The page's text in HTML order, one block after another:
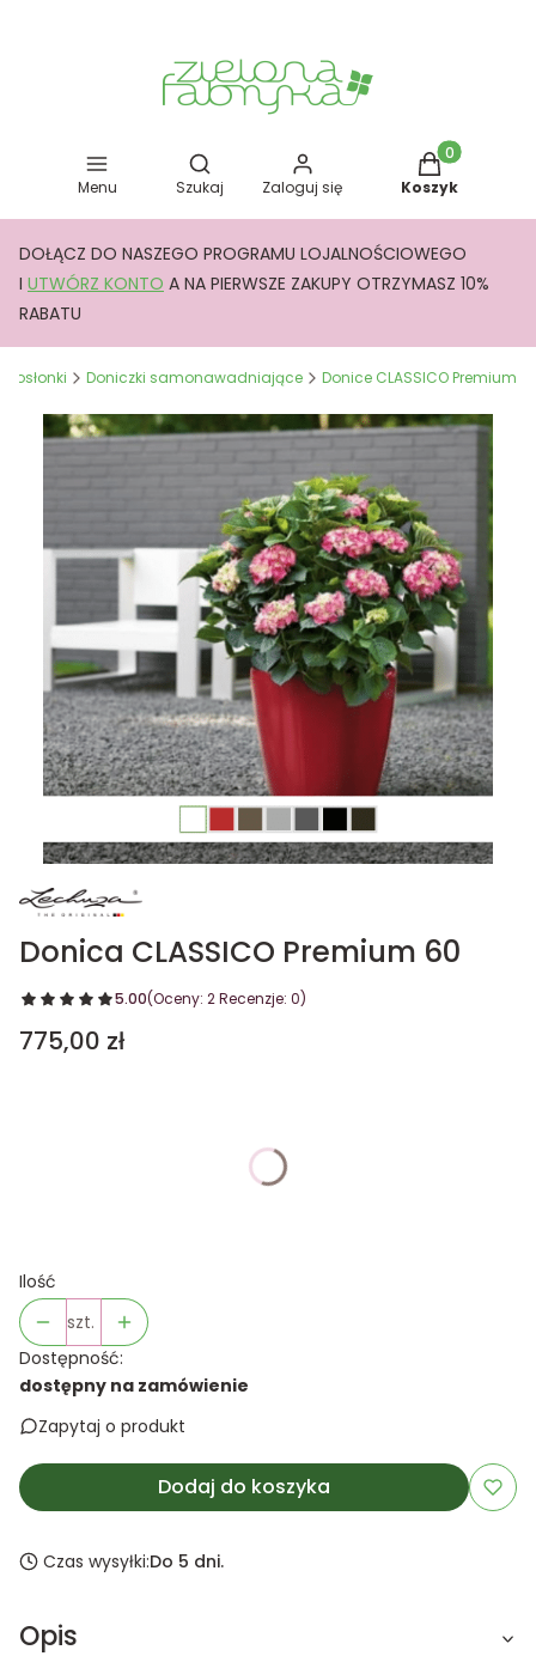
Menu
Otwórz wyszukiwarkę
Szukaj Zaloguj się
Produkty w
Koszyk
DOŁĄCZ DO NASZEGO PROGRAMU LOJALNOŚCIOWEGO
I UTWÓRZ KONTO A NA PIERWSZE ZAKUPY OTRZYMASZ 10%
RABATU
i osłonki Doniczki samonawadniające Donice CLASSICO Premium
Donica CLASSICO Premium 60
5.00(Oceny: 2 Recenzje: 0)
Cena
775,00 zł
Poszczególne warianty mogą różnić się ceną
Ilość
szt.
Dostępność:
dostępny na zamówienie
Zapytaj o produkt
Dodaj do koszyka
Czas wysyłki:Do 5 dni.
Opis